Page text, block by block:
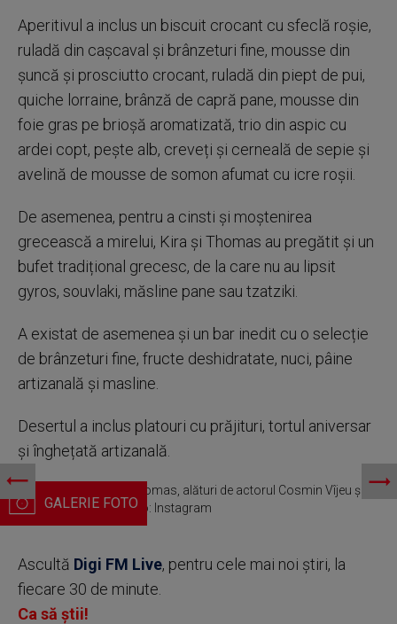
Aperitivul a inclus un biscuit crocant cu sfeclă roșie,
ruladă din cașcaval și brânzeturi fine, mousse din
șuncă și prosciutto crocant, ruladă din piept de pui,
quiche lorraine, brânză de capră pane, mousse din
foie gras pe brioșă aromatizată, trio din aspic cu
ardei copt, pește alb, creveți și cerneală de sepie și
avelină de mousse de somon afumat cu icre roșii.
De asemenea, pentru a cinsti și moștenirea
grecească a mirelui, Kira și Thomas au pregătit și un
bufet tradițional grecesc, de la care nu au lipsit
gyros, souvlaki, măsline pane sau tzatziki.
A existat de asemenea și un bar inedit cu o selecție
de brânzeturi fine, fructe deshidratate, nuci, pâine
artizanală și masline.
Desertul a inclus platouri cu prăjituri, tortul aniversar
și înghețată artizanală.
Kira Hagi și soțul ei, Thomas, alături de actorul Cosmin Vîjeu și
soția lui, Simona / Foto: Instagram
Ascultă Digi FM Live, pentru cele mai noi știri, la
fiecare 30 de minute.
Ca să știi!